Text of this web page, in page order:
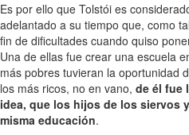
Es por ello que Tolstói es
adelantado a su tiempo que, como
fin de dificultades cuando quiso
Una de ellas fue crear una escuela
más pobres tuvieran la oportunidad
los más ricos, no en vano, de él fue
idea, que los hijos de los siervos
misma educación.